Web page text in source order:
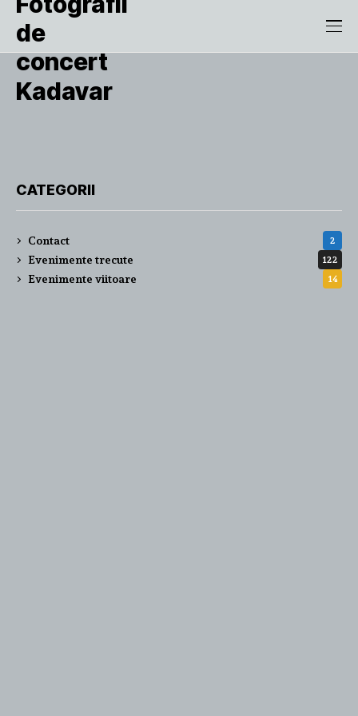
Kadavar
CATEGORII
Contact 2
Evenimente trecute 122
Evenimente viitoare 14